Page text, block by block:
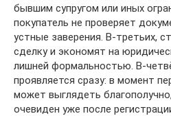
бывшим супругом или иных
покупатель не проверяет
устные заверения. В-третьих,
сделку и экономят на
лишней формальностью. В-
проявляется сразу: в момент
может выглядеть
очевиден уже после